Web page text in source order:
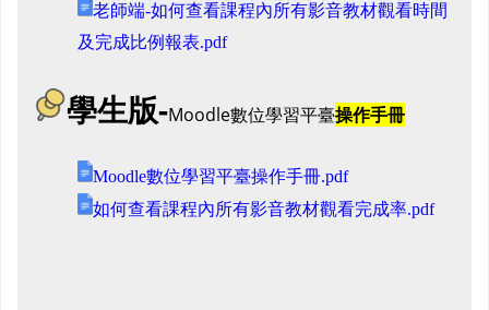
老師端-如何查看課程內所有影音教材觀看時間
及完成比例報表.pdf
學生版-Moodle數位學習平臺操作手冊
Moodle數位學習平臺操作手冊.pdf
如何查看課程內所有影音教材觀看完成率.pdf